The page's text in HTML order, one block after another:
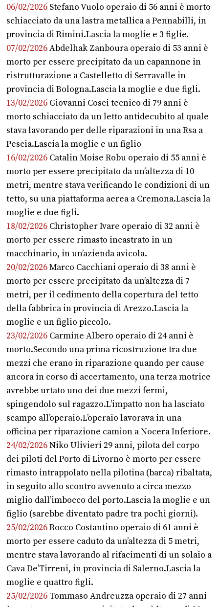
06/02/2026 Stefano Vuolo operaio di 56 anni è morto
schiacciato da una lastra metallica a Pennabilli, in
provincia di Rimini.Lascia la moglie e 3 figlie.
07/02/2026Abdelhak Zanboura operaio di 53 anni è
morto per essere precipitato da un capannone in
ristrutturazione a Castelletto di Serravalle in
provincia di Bologna.Lascia la moglie e due figli.
13/02/2026 Giovanni Cosci tecnico di 79 anni è
morto schiacciato da un letto antidecubito al quale
stava lavorando per delle riparazioni in una Rsa a
Pescia.Lascia la moglie e un figlio
16/02/2026 Catalin Moise Robu operaio di 55 anni è
morto per essere precipitato da un’altezza di 10
metri, mentre stava verificando le condizioni di un
tetto, su una piattaforma aerea a Cremona.Lascia la
moglie e due figli.
18/02/2026 Christopher Ivare operaio di 32 anni è
morto per essere rimasto incastrato in un
macchinario, in un’azienda avicola.
20/02/2026Marco Cacchiani operaio di 38 anni è
morto per essere precipitato da un’altezza di 7
metri, per il cedimento della copertura del tetto
della fabbrica in provincia di Arezzo.Lascia la
moglie e un figlio piccolo.
23/02/2026 Carmine Albero operaio di 24 anni è
morto.Secondo una prima ricostruzione tra due
mezzi che erano in riparazione quando per cause
ancora in corso di accertamento, una terza motrice
avrebbe urtato uno dei due mezzi fermi,
spingendolo sul ragazzo.L’impatto non ha lasciato
scampo all’operaio.L’operaio lavorava in una
officina per riparazione camion a Nocera Inferiore.
24/02/2026Niko Ulivieri 29 anni, pilota del corpo
dei piloti del Porto di Livorno è morto per essere
rimasto intrappolato nella pilotina (barca) ribaltata,
in seguito allo scontro avvenuto a circa mezzo
miglio dall’imbocco del porto.Lascia la moglie e un
figlio (sarebbe diventato padre tra pochi giorni).
25/02/2026Rocco Costantino operaio di 61 anni è
morto per essere caduto da un’altezza di 5 metri,
mentre stava lavorando al rifacimenti di un solaio a
Cava De’Tirreni, in provincia di Salerno.Lascia la
moglie e quattro figli.
25/02/2026 Tommaso Andreuzza operaio di 27 anni